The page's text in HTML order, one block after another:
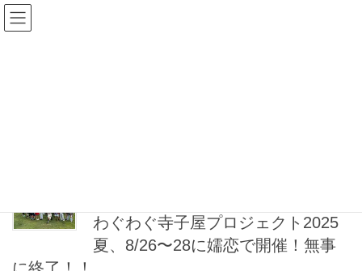
コ
ン
ナ
ビ
わぐわぐ寺子屋プロジェクト2025
夏、8/26〜28に嬬恋で開催！無事